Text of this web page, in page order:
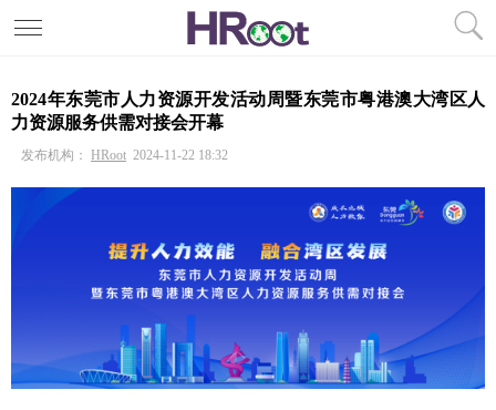
2024年东莞市人力资源开发活动周暨东莞市粤港澳大湾区人
力资源服务供需对接会开幕
发布机构： HRoot 2024-11-22 18:32